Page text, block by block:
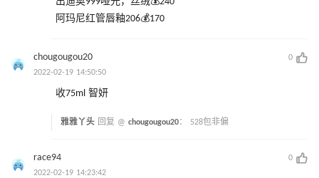
阿玛尼红管唇釉206💰170
chougougou20
0
2022-02-19 14:50:50
收75ml 智妍
雅雅丫头 回复 @ chougougou20： 528包非偏
race94
0
2022-02-19 14:23:42